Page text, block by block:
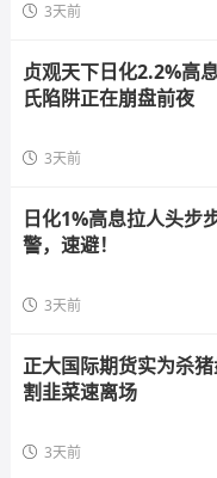
3天前
贞观天下日化2.2%高
氏陷阱正在崩盘前夜
3天前
日化1%高息拉人头步
警，速避！
3天前
正大国际期货实为杀
割韭菜速离场
3天前